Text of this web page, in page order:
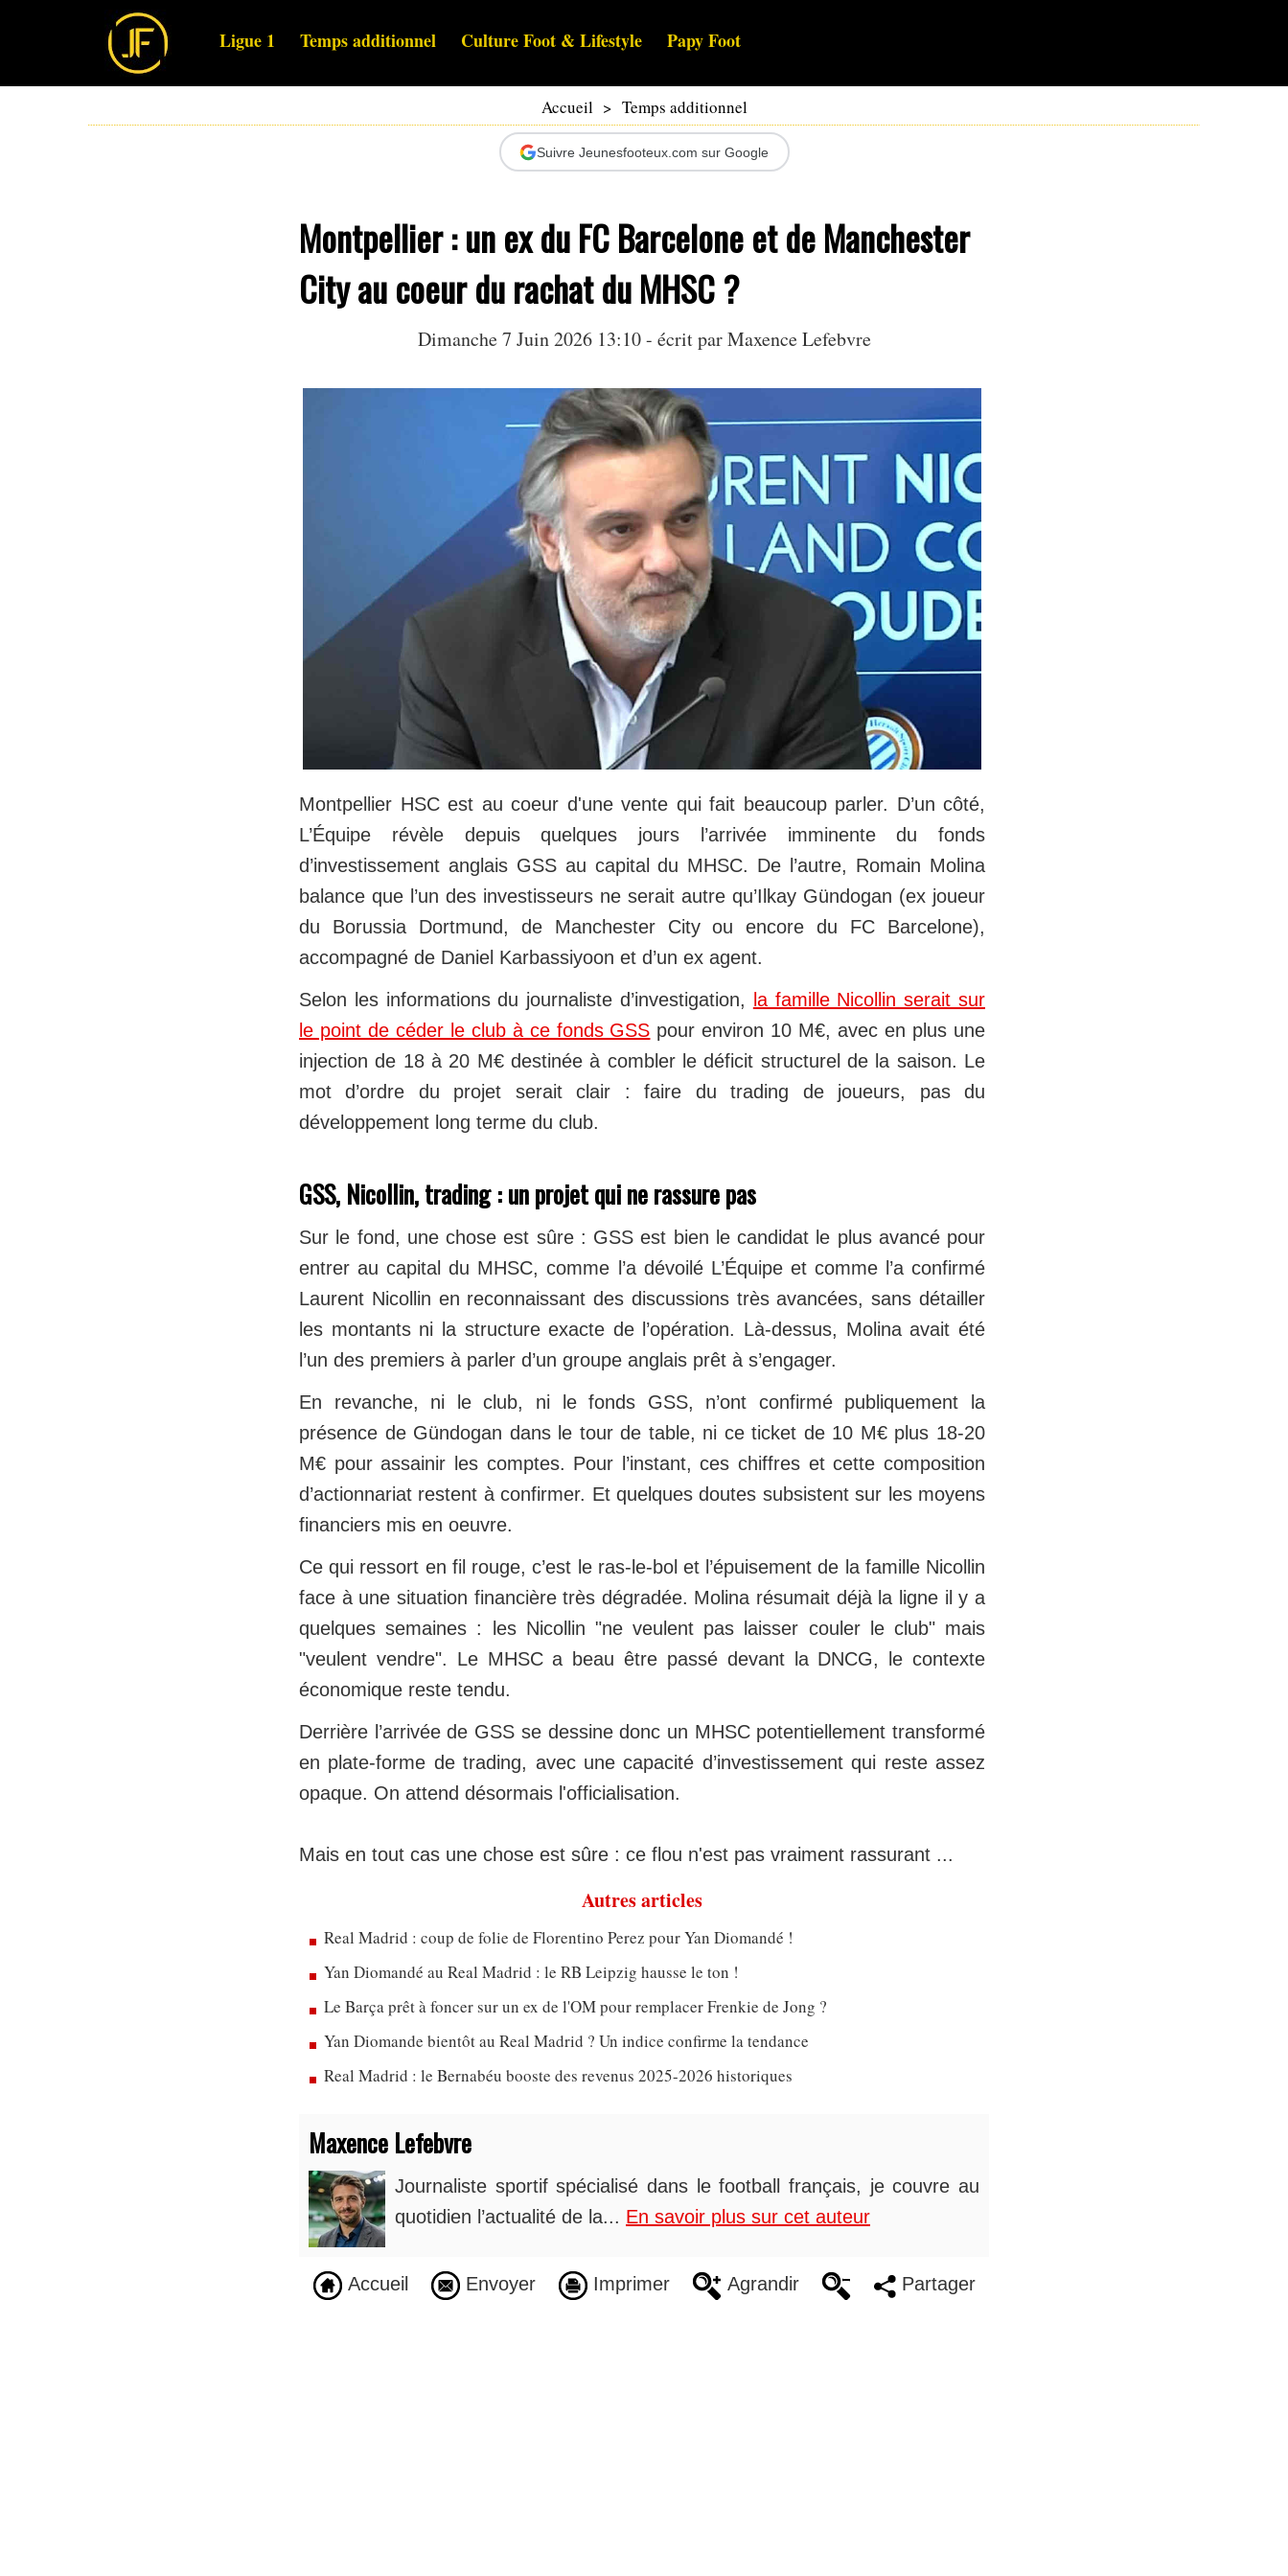
Ligue 1 Temps additionnel Culture Foot & Lifestyle Papy Foot
Accueil > Temps additionnel
Suivre Jeunesfooteux.com sur Google
Montpellier : un ex du FC Barcelone et de Manchester
City au coeur du rachat du MHSC ?
Dimanche 7 Juin 2026 13:10 - écrit parMaxence Lefebvre
Montpellier HSC est au coeur d'une vente qui fait beaucoup parler. D’un côté,
L’Équipe révèle depuis quelques jours l’arrivée imminente du fonds
d’investissement anglais GSS au capital du MHSC. De l’autre, Romain Molina
balance que l’un des investisseurs ne serait autre qu’Ilkay Gündogan (ex joueur
du Borussia Dortmund, de Manchester City ou encore du FC Barcelone),
accompagné de Daniel Karbassiyoon et d’un ex agent.
Selon les informations du journaliste d’investigation,
la famille Nicollin serait sur
le point de céder le club à ce fonds GSS pour environ 10 M€, avec en plus une
injection de 18 à 20 M€ destinée à combler le déficit structurel de la saison. Le
mot d’ordre du projet serait clair : faire du trading de joueurs, pas du
développement long terme du club.
GSS, Nicollin, trading : un projet qui ne rassure pas
Sur le fond, une chose est sûre : GSS est bien le candidat le plus avancé pour
entrer au capital du MHSC, comme l’a dévoilé L’Équipe et comme l’a confirmé
Laurent Nicollin en reconnaissant des discussions très avancées, sans détailler
les montants ni la structure exacte de l’opération. Là-dessus, Molina avait été
l’un des premiers à parler d’un groupe anglais prêt à s’engager.
En revanche, ni le club, ni le fonds GSS, n’ont confirmé publiquement la
présence de Gündogan dans le tour de table, ni ce ticket de 10 M€ plus 18-20
M€ pour assainir les comptes. Pour l’instant, ces chiffres et cette composition
d’actionnariat restent à confirmer. Et quelques doutes subsistent sur les moyens
financiers mis en oeuvre.
Ce qui ressort en fil rouge, c’est le ras-le-bol et l’épuisement de la famille Nicollin
face à une situation financière très dégradée. Molina résumait déjà la ligne il y a
quelques semaines : les Nicollin "ne veulent pas laisser couler le club" mais
"veulent vendre". Le MHSC a beau être passé devant la DNCG, le contexte
économique reste tendu.
Derrière l’arrivée de GSS se dessine donc un MHSC potentiellement transformé
en plate-forme de trading, avec une capacité d’investissement qui reste assez
opaque. On attend désormais l'officialisation.
Mais en tout cas une chose est sûre : ce flou n'est pas vraiment rassurant ...
Autres articles
Real Madrid : coup de folie de Florentino Perez pour Yan Diomandé !
Yan Diomandé au Real Madrid : le RB Leipzig hausse le ton !
Le Barça prêt à foncer sur un ex de l'OM pour remplacer Frenkie de Jong ?
Yan Diomande bientôt au Real Madrid ? Un indice confirme la tendance
Real Madrid : le Bernabéu booste des revenus 2025-2026 historiques
Maxence Lefebvre
Journaliste sportif spécialisé dans le football français, je couvre au
quotidien l’actualité de la... En savoir plus sur cet auteur
Accueil Envoyer Imprimer Agrandir Partager